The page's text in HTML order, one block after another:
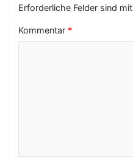
N
Erforderliche Felder sind mit
Kommentar *